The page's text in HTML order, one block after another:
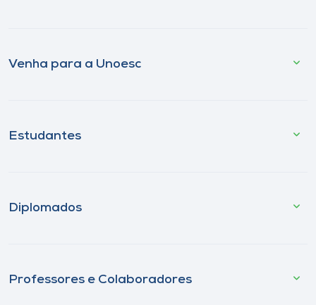
Venha para a Unoesc
Estudantes
Diplomados
Professores e Colaboradores